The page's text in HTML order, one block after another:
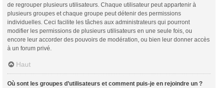
de regrouper plusieurs utilisateurs. Chaque utilisateur peut appartenir à
plusieurs groupes et chaque groupe peut détenir des permissions
individuelles. Ceci facilite les tâches aux administrateurs qui pourront
modifier les permissions de plusieurs utilisateurs en une seule fois, ou
encore leur accorder des pouvoirs de modération, ou bien leur donner accès
à un forum privé.
Haut
Où sont les groupes d’utilisateurs et comment puis-je en rejoindre un ?